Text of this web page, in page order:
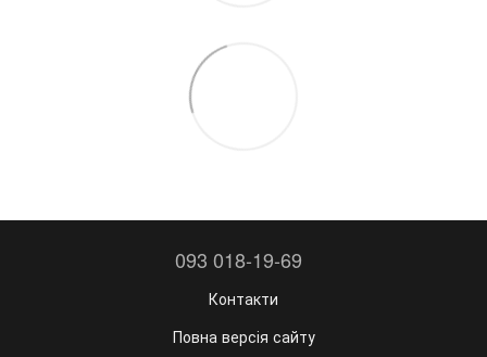
093 018-19-69
Контакти
Повна версія сайту